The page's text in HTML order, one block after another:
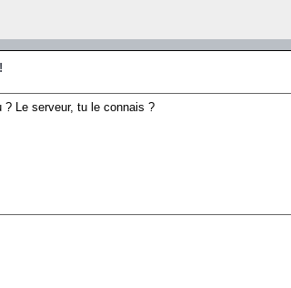
? Le serveur, tu le connais ?